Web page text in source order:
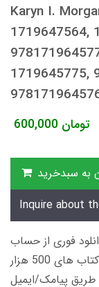
Karyn I.
1719647564,
1719645775,
600,000 تومان
به سبدخرید
Inquire about
تومانی دانلود فوری از حساب
کاربری می باشد، و زمان تحویل لینک دانلود کتاب های 500 هزار